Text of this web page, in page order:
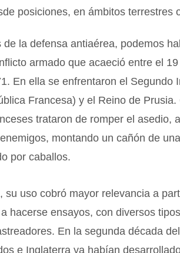
posiciones, en ámbitos terrestres
de la defensa antiaérea, podemos
armado que acaeció entre el
En ella se enfrentaron el Segundo
Francesa) y el Reino de
trataron de romper el asedio,
montando un cañón de
por caballos.
su uso cobró mayor relevancia a
hacerse ensayos, con diversos
En la segunda década
e Inglaterra ya habían